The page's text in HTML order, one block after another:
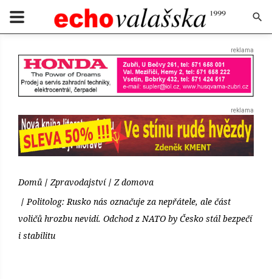
Domů Zpravodajství
Z domova
Politolog: Rusko nás označuje za nepřátele, ale část
voličů hrozbu nevidí. Odchod z NATO by Česko stál bezpečí
i stabilitu